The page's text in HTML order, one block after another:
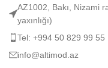
AZ1002, Bakı, Nizami
yaxınlığı)
Tel: +994 50 829 99 55
info@altimod.az